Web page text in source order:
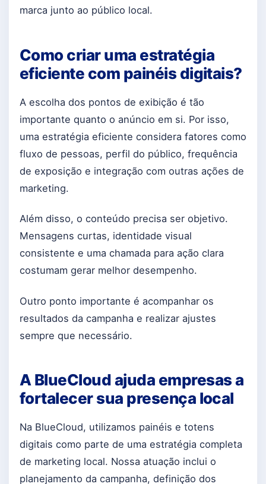
marca junto ao público local.
Como criar uma estratégia
eficiente com painéis digitais?
A escolha dos pontos de exibição é tão
importante quanto o anúncio em si. Por isso,
uma estratégia eficiente considera fatores como
fluxo de pessoas, perfil do público, frequência
de exposição e integração com outras ações de
marketing.
Além disso, o conteúdo precisa ser objetivo.
Mensagens curtas, identidade visual
consistente e uma chamada para ação clara
costumam gerar melhor desempenho.
Outro ponto importante é acompanhar os
resultados da campanha e realizar ajustes
sempre que necessário.
A BlueCloud ajuda empresas a
fortalecer sua presença local
Na BlueCloud, utilizamos painéis e totens
digitais como parte de uma estratégia completa
de marketing local. Nossa atuação inclui o
planejamento da campanha, definição dos